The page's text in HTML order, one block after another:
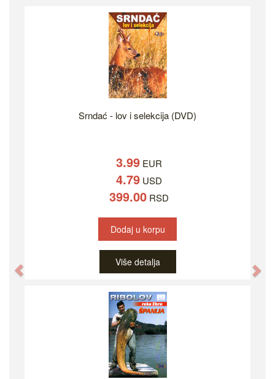
Srndać - lov i selekcija (DVD)
3.99 EUR
4.79 USD
399.00 RSD
Dodaj u korpu
Više detalja